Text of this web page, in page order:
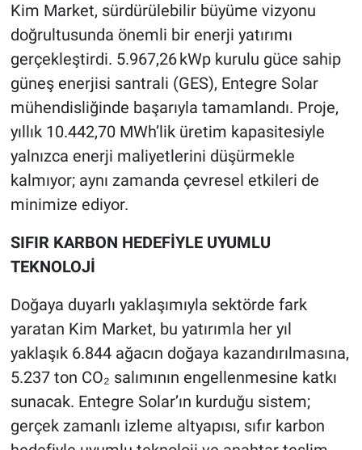
Kim Market, sürdürülebilir büyüme vizyonu
doğrultusunda önemli bir enerji yatırımı
gerçekleştirdi. 5.967,26 kWp kurulu güce sahip
güneş enerjisi santrali (GES), Entegre Solar
mühendisliğinde başarıyla tamamlandı. Proje,
yıllık 10.442,70 MWh’lik üretim kapasitesiyle
yalnızca enerji maliyetlerini düşürmekle
kalmıyor; aynı zamanda çevresel etkileri de
minimize ediyor.
SIFIR KARBON HEDEFİYLE UYUMLU
TEKNOLOJİ
Doğaya duyarlı yaklaşımıyla sektörde fark
yaratan Kim Market, bu yatırımla her yıl
yaklaşık 6.844 ağacın doğaya kazandırılmasına,
5.237 ton CO₂ salımının engellenmesine katkı
sunacak. Entegre Solar’ın kurduğu sistem;
gerçek zamanlı izleme altyapısı, sıfır karbon